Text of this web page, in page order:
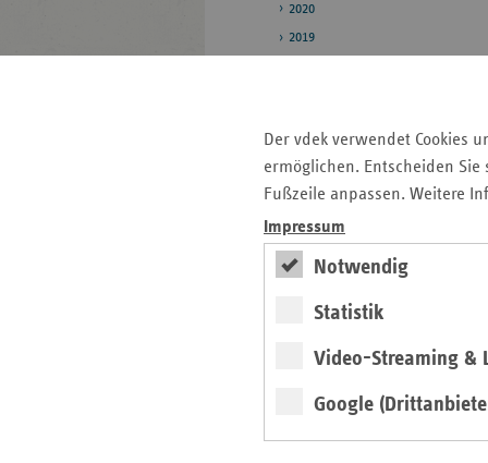
Der vdek verwendet Cookies
ermöglichen. Entscheiden
Fußzeile anpassen. Weitere
Impressum
Notwendig
Statistik
Video-Streaming &
Google
2020
2019
Seitenleiste
mit
weiteren
Informationen
Auf einen Blick
Pressemitteilungen
Kontakt und Anfahrt
Veranstaltungen
Neu: Ausgabe 4/2026
des ersatzkassen